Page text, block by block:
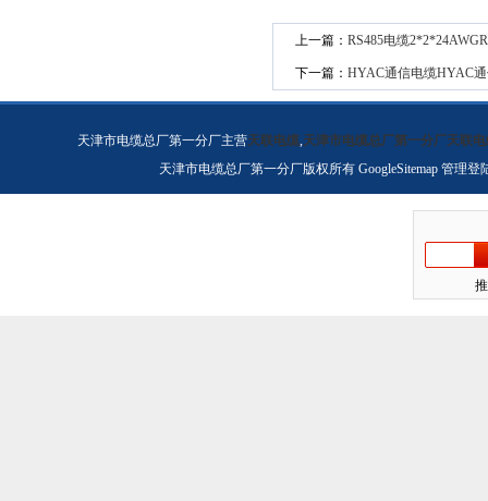
上一篇： RS485电缆
下一篇： HYAC通信电缆HYAC
天津市电缆总厂第一分厂主营天联电缆,天津市电缆总厂第一分厂天联电
天津市电缆总厂第一分厂版权所有 GoogleSitemap 管理登